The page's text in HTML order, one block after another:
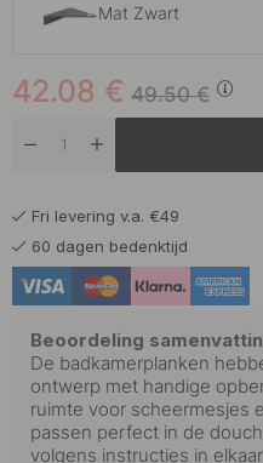
Mat Zwart
Geborsteld RVS
49.50€
42.08 €
Fri levering v.a. €49
60 dagen bedenktijd
Beoordeling
De badkamerplanken
ontwerp met handige
ruimte voor scheermesjes
passen perfect in de
volgens instructies in